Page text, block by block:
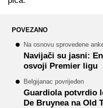
POVEZANO
Na osnovu sprovedene
Navijači su jasni:
osvoji Premier ligu
Belgijanac povrijeđen
Guardiola potvrdio
De Bruynea na Old